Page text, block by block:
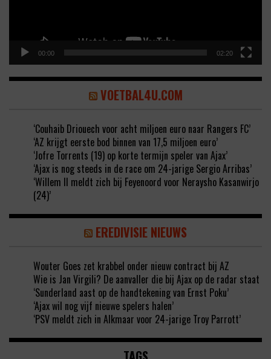
00:00 02:20
VOETBAL4U.COM
‘Couhaib Driouech voor acht miljoen euro naar Rangers FC’
‘AZ krijgt eerste bod binnen van 17,5 miljoen euro’
‘Jofre Torrents (19) op korte termijn speler van Ajax’
‘Ajax is nog steeds in de race om 24-jarige Sergio Arribas’
‘Willem II meldt zich bij Feyenoord voor Neraysho Kasanwirjo
(24)’
EREDIVISIE NIEUWS
Wouter Goes zet krabbel onder nieuw contract bij AZ
Wie is Jan Virgili? De aanvaller die bij Ajax op de radar staat
‘Sunderland aast op de handtekening van Ernst Poku’
‘Ajax wil nog vijf nieuwe spelers halen’
‘PSV meldt zich in Alkmaar voor 24-jarige Troy Parrott’